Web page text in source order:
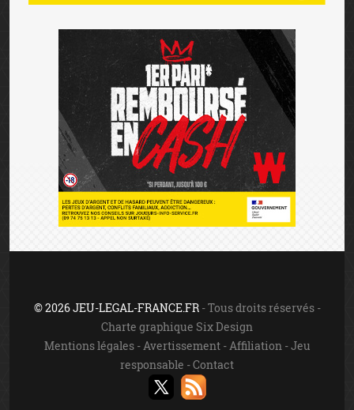
© 2026 JEU-LEGAL-FRANCE.FR- Tous droits réservés -
Charte graphique Six Design
Mentions légales- Avertissement- Affiliation -Jeu
responsable -Contact